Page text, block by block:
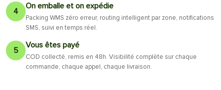
4
On emballe et on expédie
Packing WMS zéro erreur, routing intelligent par zone, notifications
SMS, suivi en temps réel.
5
Vous êtes payé
COD collecté, remis en 48h. Visibilité complète sur chaque
commande, chaque appel, chaque livraison.